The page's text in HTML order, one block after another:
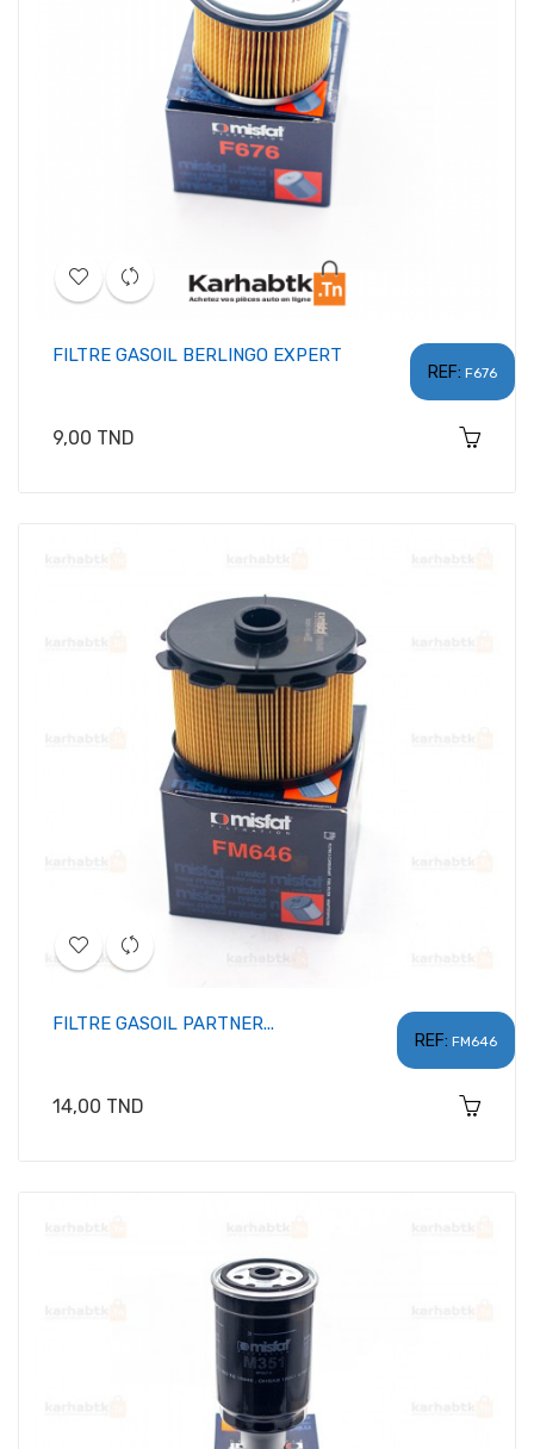
REF: F676
FILTRE GASOIL BERLINGO EXPERT
Prix
9,00 TND
REF: FM646
FILTRE GASOIL PARTNER...
Prix
14,00 TND